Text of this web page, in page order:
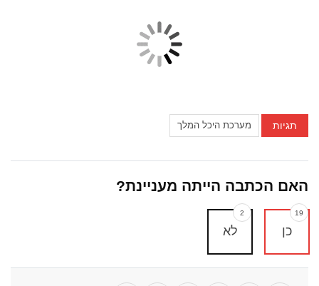
תגיות מערכת היכל המלך
האם הכתבה הייתה מעניינת?
כן
19
לא
2